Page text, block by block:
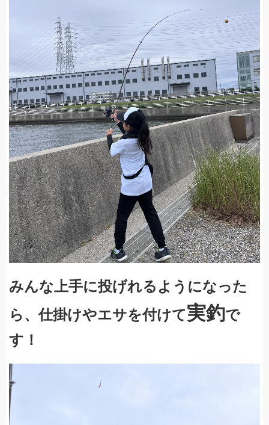
みんな上手に投げれるようになった
ら、仕掛けやエサを付けて実釣で
す！